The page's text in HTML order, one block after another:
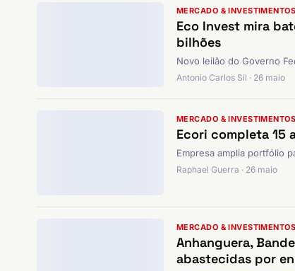
MERCADO & INVESTIMENTOS
Eco Invest mira
bilhões
Novo leilão do Governo
Antonio Carlos Sil · 26 maio
MERCADO & INVESTIMENTOS
Ecori completa 15
Empresa amplia portfólio
Raphael Guerra · 26 maio
MERCADO & INVESTIMENTOS
Anhanguera,
abastecidas por